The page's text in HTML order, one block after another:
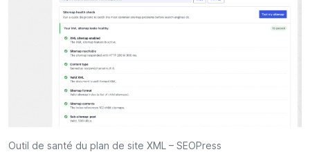
Outil de santé du plan de site XML – SEOPress